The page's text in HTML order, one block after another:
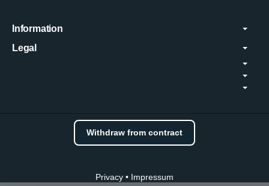
Information
Legal
Withdraw from contract
Privacy • Impressum